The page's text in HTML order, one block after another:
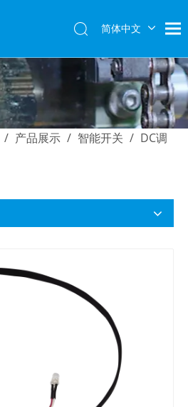
简体中文
/ 产品展示 / 智能开关 / DC调